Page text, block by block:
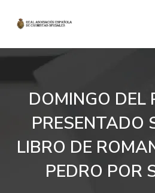
DOMINGO DEL
PRESENTADO
LIBRO DE
PEDRO POR